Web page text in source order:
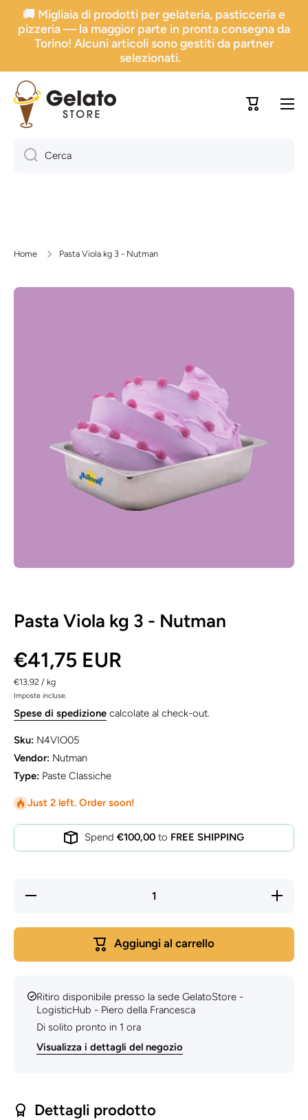
Vai direttamente ai contenuti
🚚 Migliaia di prodotti per gelateria, pasticceria e
pizzeria — la maggior parte in pronta consegna da
Torino! Alcuni articoli sono gestiti da partner
selezionati.
Carrello
Cerca
Home Pasta Viola kg 3 - Nutman
Passa alle informazioni sul prodotto
Pasta Viola kg 3 - Nutman
€41,75 EUR
€13,92 / per
kg
Imposte incluse.
Spese di spedizione calcolate al check-out.
Sku: N4VIO05
Vendor: Nutman
Type: Paste Classiche
Just 2 left. Order soon!
Spend €100,00 to FREE SHIPPING
Diminuisci
Aumenta
quantità
Viola kg
Nutman
Aggiungi al carrello
Ritiro disponibile presso la sedeGelatoStore -
LogisticHub - Piero della Francesca
Di solito pronto in 1 ora
Visualizza i dettagli del negozio
Dettagli prodotto